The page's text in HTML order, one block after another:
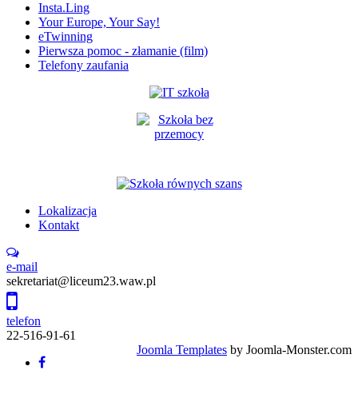
Insta.Ling
Your Europe, Your Say!
eTwinning
Pierwsza pomoc - złamanie (film)
Telefony zaufania
Lokalizacja
Kontakt
e-mail
sekretariat@liceum23.waw.pl
telefon
22-516-91-61
Joomla Templates by Joomla-Monster.com
Back